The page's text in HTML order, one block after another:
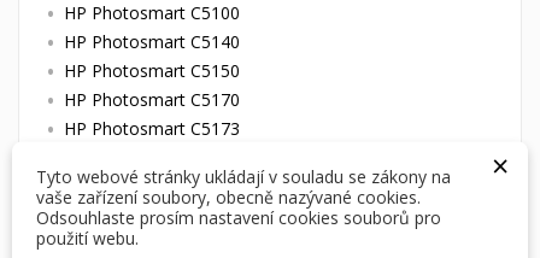
HP Photosmart C5100
HP Photosmart C5140
HP Photosmart C5150
HP Photosmart C5170
HP Photosmart C5173
HP Photosmart C5177
HP Photosmart C5180
HP Photosmart C5185
×
Tyto webové stránky ukládají v souladu se zákony na
vaše zařízení soubory, obecně nazývané cookies.
Odsouhlaste prosím nastavení cookies souborů pro
použití webu.